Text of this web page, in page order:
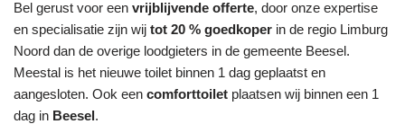
Bel gerust voor een vrijblijvende offerte, door onze expertise
en specialisatie zijn wij tot 20 % goedkoper in de regio Limburg
Noord dan de overige loodgieters in de gemeente Beesel.
Meestal is het nieuwe toilet binnen 1 dag geplaatst en
aangesloten. Ook een comforttoilet plaatsen wij binnen een 1
dag in Beesel.